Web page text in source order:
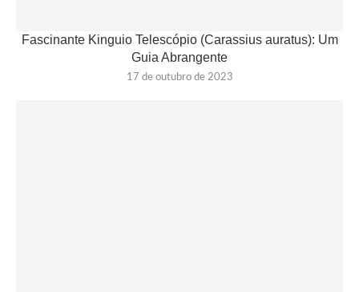
Fascinante Kinguio Telescópio (Carassius auratus): Um
Guia Abrangente
17 de outubro de 2023